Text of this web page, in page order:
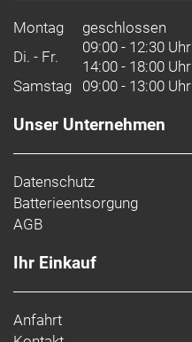
Montag
geschlossen
Di. - Fr.
09:00 - 12:30 Uhr
14:00 - 18:00 Uhr
Samstag 09:00 - 13:00 Uhr
Unser Unternehmen
Datenschutz
Batterieentsorgung
AGB
Ihr Einkauf
Anfahrt